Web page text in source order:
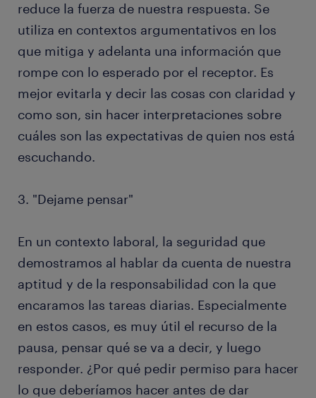
reduce la fuerza de nuestra respuesta. Se
utiliza en contextos argumentativos en los
que mitiga y adelanta una información que
rompe con lo esperado por el receptor. Es
mejor evitarla y decir las cosas con claridad y
como son, sin hacer interpretaciones sobre
cuáles son las expectativas de quien nos está
escuchando.
3. "Dejame pensar"
En un contexto laboral, la seguridad que
demostramos al hablar da cuenta de nuestra
aptitud y de la responsabilidad con la que
encaramos las tareas diarias. Especialmente
en estos casos, es muy útil el recurso de la
pausa, pensar qué se va a decir, y luego
responder. ¿Por qué pedir permiso para hacer
lo que deberíamos hacer antes de dar